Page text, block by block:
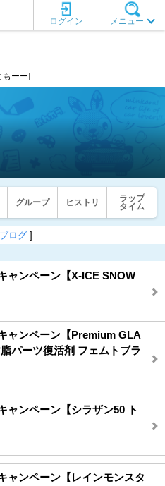
メニュー
ログイン
もーー]
グループ ヒストリ
ラップ
タイム
ログ ]
ャンペーン【X-ICE SNOW
ャンペーン【Premium GLA
パーツ復活剤 フェムトブラ
ャンペーン【シラザン50 ト
ャンペーン【レインモンスタ